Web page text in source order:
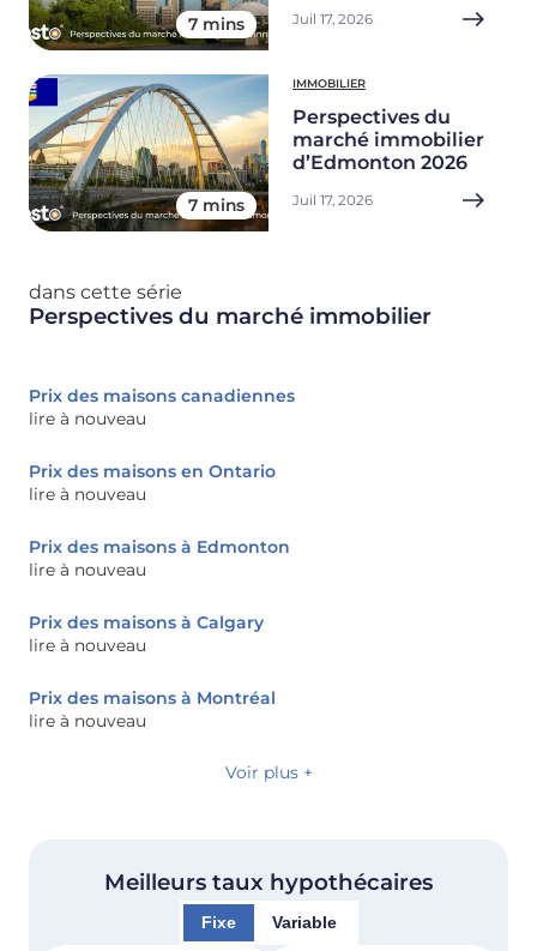
7 mins Juil 17, 2026
7 mins
IMMOBILIER
Perspectives du
marché immobilier
d’Edmonton 2026
Juil 17, 2026
dans cette série
Perspectives du marché immobilier
Prix des maisons canadiennes
lire à nouveau
Prix des maisons en Ontario
lire à nouveau
Prix ​​des maisons à Edmonton
lire à nouveau
Prix ​​des maisons à Calgary
lire à nouveau
Prix ​​des maisons à Montréal
lire à nouveau
Voir plus +
Meilleurs taux hypothécaires
Fixe Variable